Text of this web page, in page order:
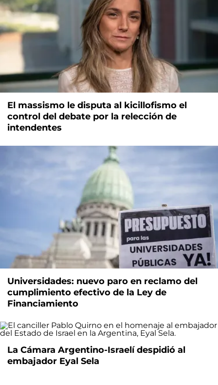
El massismo le disputa al kicillofismo el
control del debate por la relección de
intendentes
Universidades: nuevo paro en reclamo del
cumplimiento efectivo de la Ley de
Financiamiento
La Cámara Argentino-Israelí despidió al
embajador Eyal Sela